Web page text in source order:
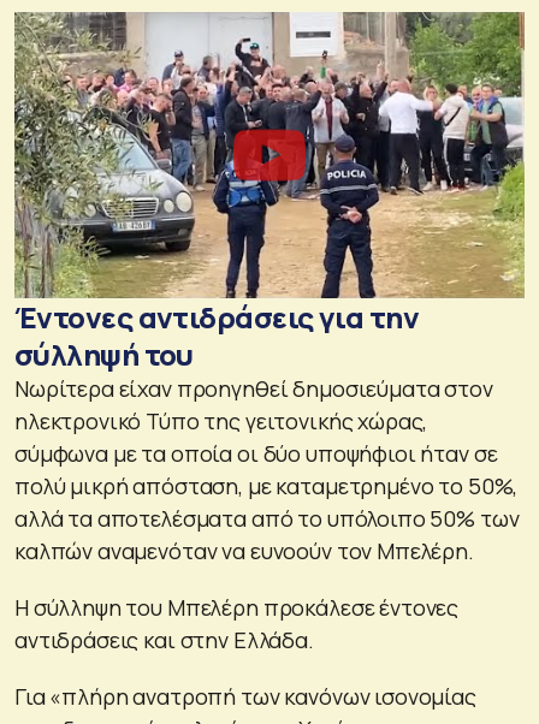
Έντονες αντιδράσεις για την
σύλληψή του
Νωρίτερα είχαν προηγηθεί δημοσιεύματα στον
ηλεκτρονικό Τύπο της γειτονικής χώρας,
σύμφωνα με τα οποία οι δύο υποψήφιοι ήταν σε
πολύ μικρή απόσταση, με καταμετρημένο το 50%,
αλλά τα αποτελέσματα από το υπόλοιπο 50% των
καλπών αναμενόταν να ευνοούν τον Μπελέρη.
Η σύλληψη του Μπελέρη προκάλεσε έντονες
αντιδράσεις και στην Ελλάδα.
Για «πλήρη ανατροπή των κανόνων ισονομίας